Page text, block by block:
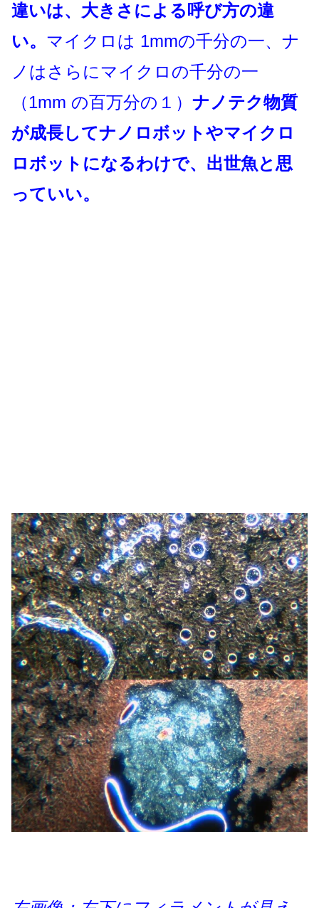
違いは、大きさによる呼び方の違
い。 マイクロは 1mmの千分の一、ナ
ノはさらにマイクロの千分の一
（1mm の百万分の１） ナノテク物質
が成長してナノロボットやマイクロ
ロボットになるわけで、出世魚と思
っていい。